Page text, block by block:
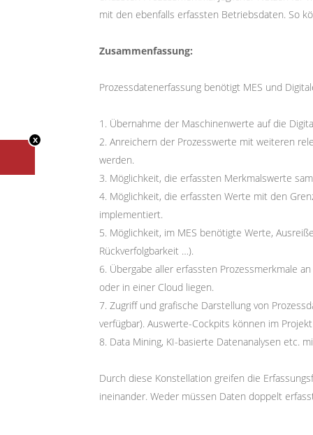
mit den ebenfalls erfassten Betriebsdaten. So
Zusammenfassung:
Prozessdatenerfassung benötigt MES und
1. Übernahme der Maschinenwerte auf die
2. Anreichern der Prozesswerte mit weiteren
werden.
3. Möglichkeit, die erfassten Merkmalswerte
4. Möglichkeit, die erfassten Werte mit den
implementiert.
5. Möglichkeit, im MES benötigte Werte,
Rückverfolgbarkeit …).
6. Übergabe aller erfassten Prozessmerkmale
oder in einer Cloud liegen.
7. Zugriff und grafische Darstellung von
verfügbar). Auswerte-Cockpits können im
8. Data Mining, KI-basierte Datenanalysen etc.
Durch diese Konstellation greifen die
ineinander. Weder müssen Daten doppelt
x